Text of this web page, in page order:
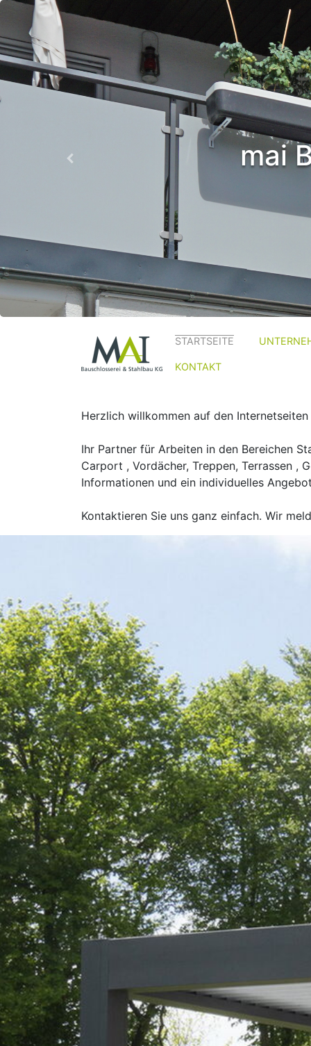
mai
Previous
STARTSEITE
KONTAKT
Herzlich willkommen auf den
Ihr Partner für Arbeiten in den Bereichen
Carport , Vordächer, Treppen, Terrassen ,
Informationen und ein individuelles
Kontaktieren Sie uns ganz einfach. Wir